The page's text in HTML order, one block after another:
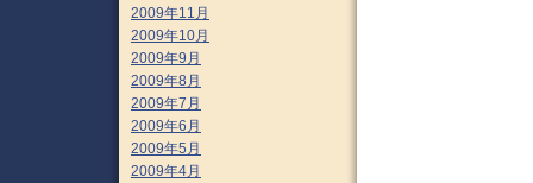
2009年11月
2009年10月
2009年9月
2009年8月
2009年7月
2009年6月
2009年5月
2009年4月